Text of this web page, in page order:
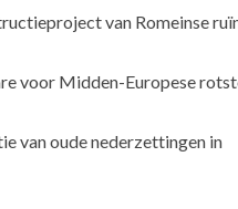
van Romeinse
voor Midden-Europese
van oude nederzettingen in